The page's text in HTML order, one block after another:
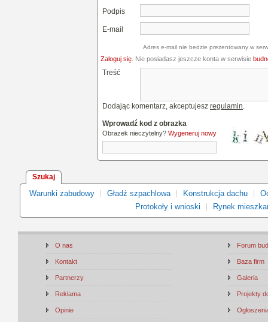
Podpis
E-mail
Adres e-mail nie bedzie prezentowany w
Zaloguj się . Nie posiadasz jeszcze konta w serwisie
Treść
Dodając komentarz, akceptujesz regulamin.
Wprowadź kod z obrazka
Obrazek nieczytelny? Wygeneruj nowy
Szukaj
Warunki zabudowy Gładź szpachlowa Konstrukcja dachu
Protokoły i wnioski
Rynek
O nas
Kontakt
Partnerzy
Reklama
Opinie
Forum
Baza firm
Galeria
Projekty